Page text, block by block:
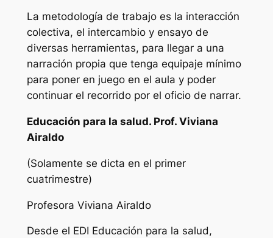
La metodología de trabajo es la interacción
colectiva, el intercambio y ensayo de
diversas herramientas, para llegar a una
narración propia que tenga equipaje mínimo
para poner en juego en el aula y poder
continuar el recorrido por el oficio de narrar.
Educación para la salud. Prof. Viviana
Airaldo
(Solamente se dicta en el primer
cuatrimestre)
Profesora Viviana Airaldo
Desde el EDI Educación para la salud,